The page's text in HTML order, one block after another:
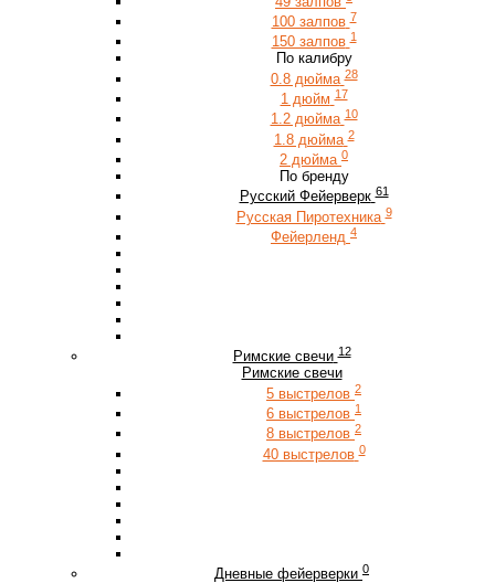
100 залпов 7
150 залпов 1
По калибру
0.8 дюйма 28
1 дюйм 17
1.2 дюйма 10
1.8 дюйма 2
2 дюйма 0
По бренду
Русский Фейерверк 61
Русская Пиротехника 9
Фейерленд 4
Римские свечи 12
Римские свечи
5 выстрелов 2
6 выстрелов 1
8 выстрелов 2
40 выстрелов 0
Дневные фейерверки 0